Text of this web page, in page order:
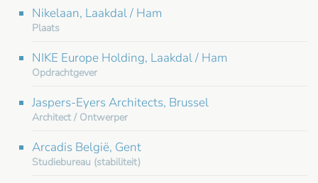
Nikelaan, Laakdal / Ham
Plaats
NIKE Europe Holding, Laakdal / Ham
Opdrachtgever
Jaspers-Eyers Architects, Brussel
Architect / Ontwerper
Arcadis België, Gent
Studiebureau (stabiliteit)